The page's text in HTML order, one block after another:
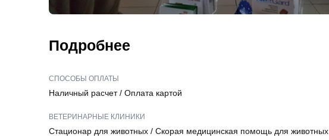
Подробнее
СПОСОБЫ ОПЛАТЫ
Наличный расчет/ Оплата картой
ВЕТЕРИНАРНЫЕ КЛИНИКИ
Стационар для животных / Скорая медицинская помощь для животных